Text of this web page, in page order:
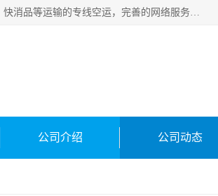
武汉本泰航空服务有限公司，专业服务航空托运普通包裹，信件资料，食品，服装，快消品等运输的专线空运，完善的网络服务确保为客户提供准确、*、安全的“门对门”服务，本着“诚信为本、精诚合作”的服务宗旨.“以安全运输为保障，以运价合理要求市场”的经营理念。武汉机场货运、武汉航空物流、武汉空运、武汉天河国际机场东方、南方、国际航空、机场空运业务覆盖国内二三线机场城市，如：武汉-敦煌、武汉-柳州等
公司介绍 公司动态